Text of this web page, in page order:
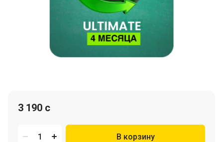
3 190 c
В корзину